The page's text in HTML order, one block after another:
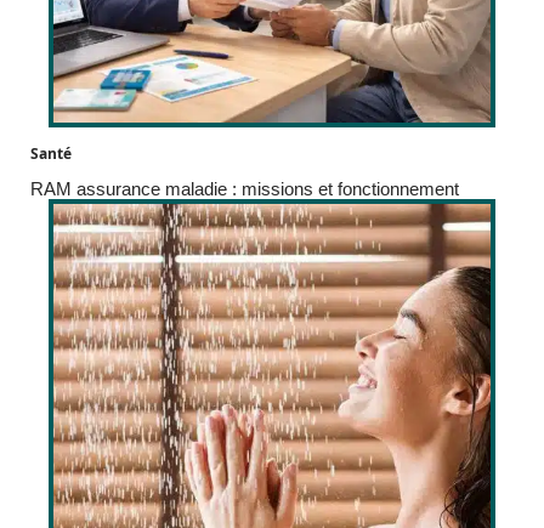
Santé
RAM assurance maladie : missions et fonctionnement